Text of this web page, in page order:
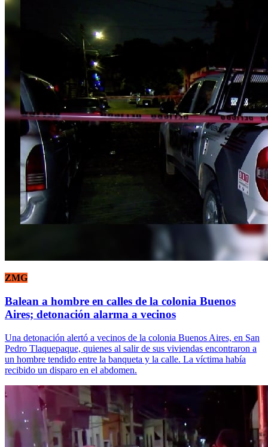
ZMG
Balean a hombre en calles de la colonia Buenos
Aires; detonación alarma a vecinos
Una detonación alertó a vecinos de la colonia Buenos Aires, en San
Pedro Tlaquepaque, quienes al salir de sus viviendas encontraron a
un hombre tendido entre la banqueta y la calle. La víctima había
recibido un disparo en el abdomen.